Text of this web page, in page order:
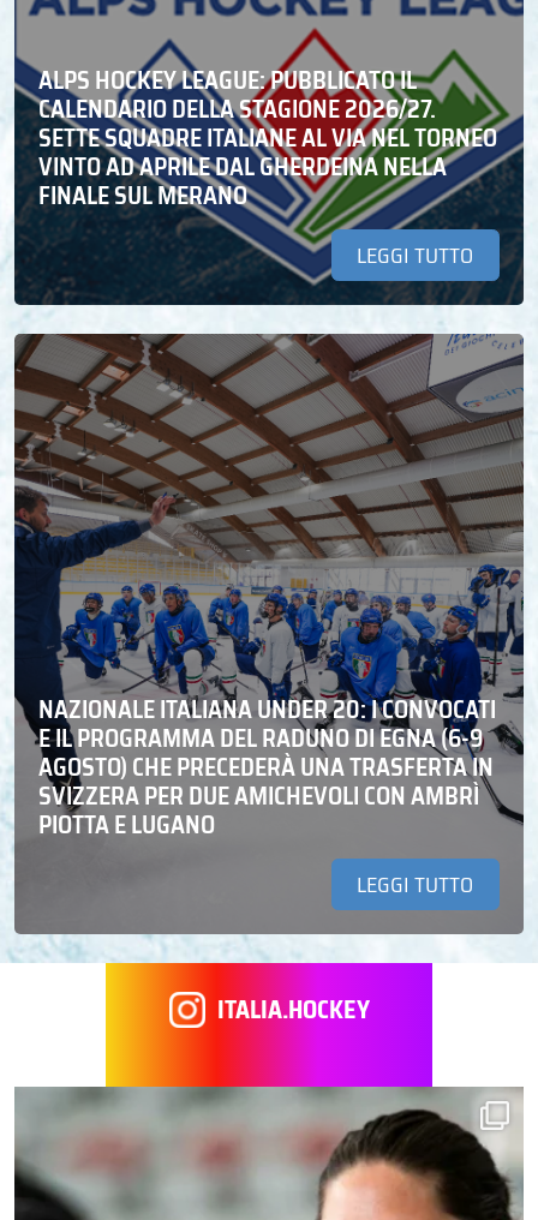
ALPS HOCKEY LEAGUE: PUBBLICATO IL
CALENDARIO DELLA STAGIONE 2026/27.
SETTE SQUADRE ITALIANE AL VIA NEL TORNEO
VINTO AD APRILE DAL GHERDEINA NELLA
FINALE SUL MERANO
LEGGI TUTTO
NAZIONALE ITALIANA UNDER 20: I CONVOCATI
E IL PROGRAMMA DEL RADUNO DI EGNA (6-9
AGOSTO) CHE PRECEDERÀ UNA TRASFERTA IN
SVIZZERA PER DUE AMICHEVOLI CON AMBRÌ
PIOTTA E LUGANO
LEGGI TUTTO
ITALIA.HOCKEY